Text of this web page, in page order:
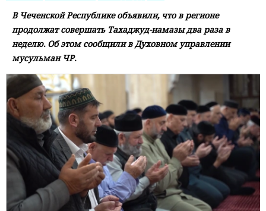
В Чеченской Республике объявили, что в регионе
продолжат совершать Тахаджуд-намазы два раза в
неделю. Об этом сообщили в Духовном управлении
мусульман ЧР.